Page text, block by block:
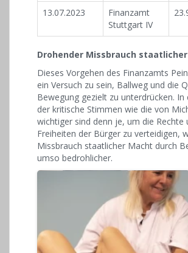
13.07.2023
Finanzamt
Stuttgart IV
Drohender Missbrauch
Dieses Vorgehen des Finanzamts
ein Versuch zu sein, Ballweg und die
Bewegung gezielt zu unterdrücken. In
der kritische Stimmen wie die von
wichtiger sind denn je, um die Rechte
Freiheiten der Bürger zu verteidigen,
Missbrauch staatlicher Macht durch
umso bedrohlicher.